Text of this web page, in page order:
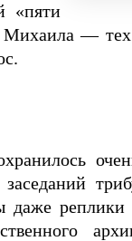
«пяти
Михаила —
даже